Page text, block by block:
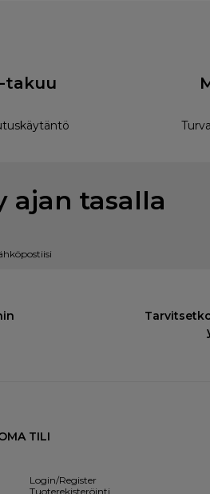
takuu
ajan tasalla
TILI
Login/Register
Tuoterekisteröinti